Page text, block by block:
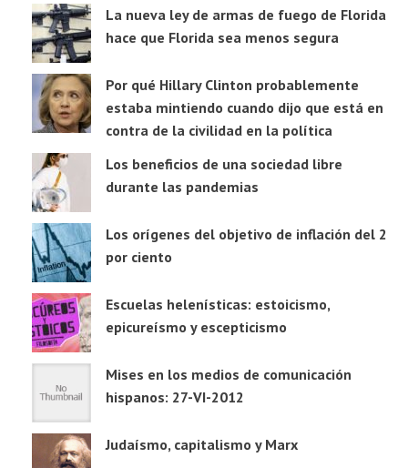
La nueva ley de armas de fuego de Florida
hace que Florida sea menos segura
Por qué Hillary Clinton probablemente
estaba mintiendo cuando dijo que está en
contra de la civilidad en la política
Los beneficios de una sociedad libre
durante las pandemias
Los orígenes del objetivo de inflación del 2
por ciento
Escuelas helenísticas: estoicismo,
epicureísmo y escepticismo
Mises en los medios de comunicación
hispanos: 27-VI-2012
Judaísmo, capitalismo y Marx